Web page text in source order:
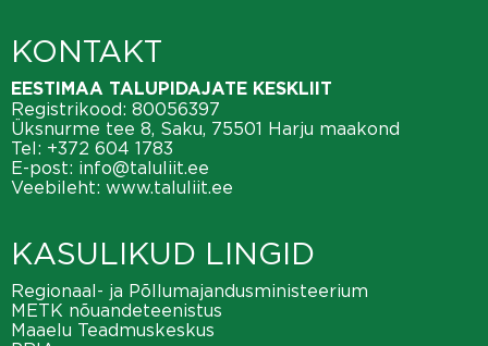
KONTAKT
EESTIMAA TALUPIDAJATE KESKLIIT
Registrikood: 80056397
Üksnurme tee 8, Saku, 75501 Harju maakond
Tel: +372 604 1783
E-post: info@taluliit.ee
Veebileht: www.taluliit.ee
KASULIKUD LINGID
Regionaal- ja Põllumajandusministeerium
METK nõuandeteenistus
Maaelu Teadmuskeskus